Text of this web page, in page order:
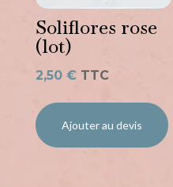
Soliflores rose
(lot)
2,50 € TTC
Ajouter au devis